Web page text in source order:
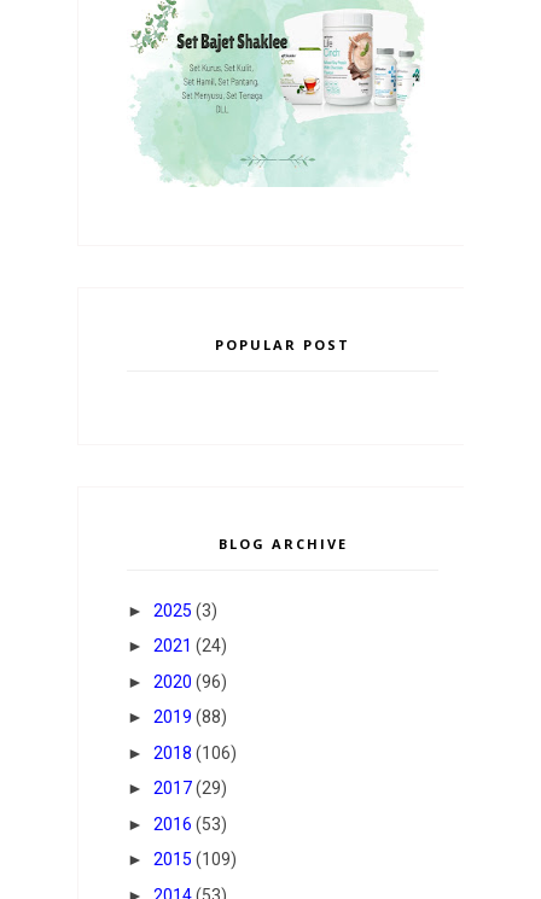
POPULAR POST
BLOG ARCHIVE
► 2025 (3)
► 2021 (24)
► 2020 (96)
► 2019 (88)
► 2018 (106)
► 2017(29)
► 2016 (53)
► 2015 (109)